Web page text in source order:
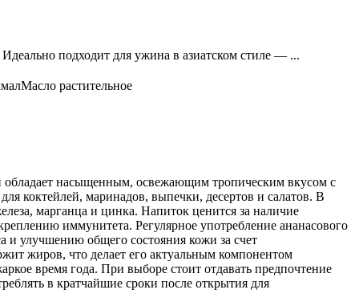
подходит для ужина в азиатском стиле — ...
Масло растительное
насыщенным, освежающим тропическим вкусом с
коктейлей, маринадов, выпечки, десертов и салатов. В
марганца и цинка. Напиток ценится за наличие
иммунитета. Регулярное употребление ананасового
и улучшению общего состояния кожи за счет
жиров, что делает его актуальным компонентом
время года. При выборе стоит отдавать предпочтение
в кратчайшие сроки после открытия для